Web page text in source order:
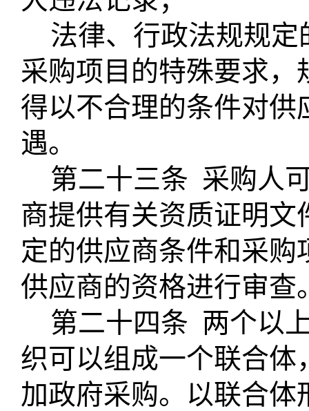
法律、行政法规规
采购项目的特殊要求
得以不合理的条件对
遇。
第二十三条 采购人
商提供有关资质证明
定的供应商条件和采
供应商的资格进行审查
第二十四条 两个以
织可以组成一个联合
加政府采购。以联合